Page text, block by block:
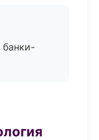
банки-